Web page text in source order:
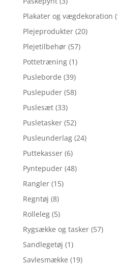
Plakater og vægdekoration
Plejeprodukter (20)
Plejetilbehør (57)
Pottetræning (1)
Pusleborde (39)
Puslepuder (58)
Puslesæt (33)
Pusletasker (52)
Pusleunderlag (24)
Puttekasser (6)
Pyntepuder (48)
Rangler (15)
Regntøj (8)
Rolleleg (5)
Rygsække og tasker (57)
Sandlegetøj (1)
Savlesmække (19)